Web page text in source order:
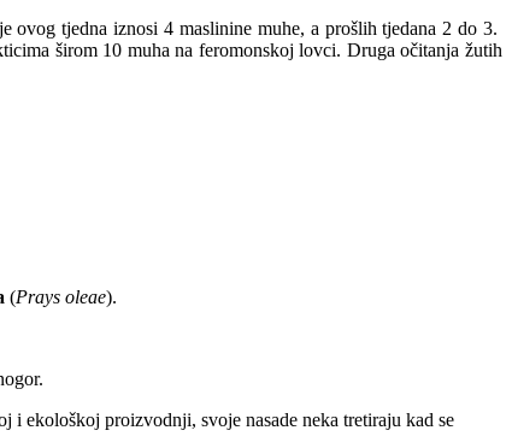
ovog tjedna iznosi 4 maslinine muhe, a prošlih tjedana 2 do 3.
širom 10 muha na feromonskoj lovci. Druga očitanja žutih
(Prays oleae).
ekološkoj proizvodnji, svoje nasade neka tretiraju kad se